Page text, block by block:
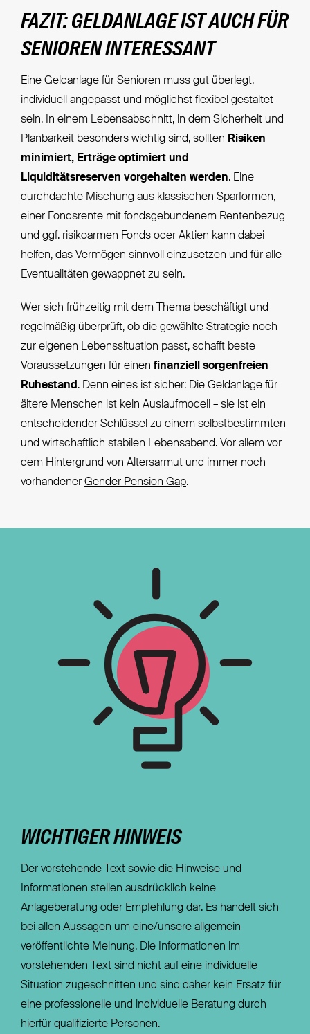
FAZIT: GELDANLAGE IST AUCH FÜR
SENIOREN INTERESSANT
Eine Geldanlage für Senioren muss gut überlegt,
individuell angepasst und möglichst flexibel gestaltet
sein. In einem Lebensabschnitt, in dem Sicherheit und
Planbarkeit besonders wichtig sind, sollten Risiken
minimiert, Erträge optimiert und
Liquiditätsreserven vorgehalten werden. Eine
durchdachte Mischung aus klassischen Sparformen,
einer Fondsrente mit fondsgebundenem Rentenbezug
und ggf. risikoarmen Fonds oder Aktien kann dabei
helfen, das Vermögen sinnvoll einzusetzen und für alle
Eventualitäten gewappnet zu sein.
Wer sich frühzeitig mit dem Thema beschäftigt und
regelmäßig überprüft, ob die gewählte Strategie noch
zur eigenen Lebenssituation passt, schafft beste
Voraussetzungen für einen finanziell sorgenfreien
Ruhestand . Denn eines ist sicher: Die Geldanlage für
ältere Menschen ist kein Auslaufmodell – sie ist ein
entscheidender Schlüssel zu einem selbstbestimmten
und wirtschaftlich stabilen Lebensabend. Vor allem vor
dem Hintergrund von Altersarmut und immer noch
vorhandener Gender Pension Gap.
WICHTIGER HINWEIS
Der vorstehende Text sowie die Hinweise und
Informationen stellen ausdrücklich keine
Anlageberatung oder Empfehlung dar. Es handelt sich
bei allen Aussagen um eine/unsere allgemein
veröffentlichte Meinung. Die Informationen im
vorstehenden Text sind nicht auf eine individuelle
Situation zugeschnitten und sind daher kein Ersatz für
eine professionelle und individuelle Beratung durch
hierfür qualifizierte Personen.